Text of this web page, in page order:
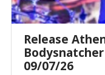
Release
09/07/26